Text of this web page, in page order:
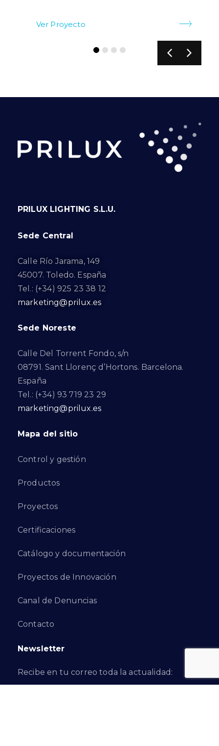
Ver Proyecto
PRILUX LIGHTING S.L.U.
Sede Central
Calle Río Jarama, 149
45007. Toledo. España
Tel.: (+34) 925 23 38 12
marketing@prilux.es
Sede Noreste
Calle Del Torrent Fondo, s/n
08791. Sant Llorenç d’Hortons. Barcelona.
España
Tel.: (+34) 93 719 23 29
marketing@prilux.es
Mapa del sitio
Control y gestión
Productos
Proyectos
Certificaciones
Catálogo y documentación
Proyectos de Innovación
Canal de Denuncias
Contacto
Newsletter
Recibe en tu correo toda la actualidad: